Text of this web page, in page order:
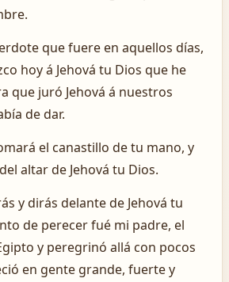
que fuere en aquellos días,
hoy á Jehová tu Dios que he
que juró Jehová á nuestros
de dar.
el canastillo de tu mano, y
altar de Jehová tu Dios.
y dirás delante de Jehová tu
de perecer fué mi padre, el
y peregrinó allá con pocos
en gente grande, fuerte y